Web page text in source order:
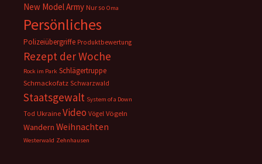
New Model Army Nur so Oma
Persönliches
Polizeiübergriffe Produktbewertung
Rezept der Woche
Rock im Park Schlägertruppe
Schmackofatz Schwarzwald
Staatsgewalt System of a Down
Tod Ukraine Video Vögel Vögeln
Wandern Weihnachten
Westerwald Zehnhausen